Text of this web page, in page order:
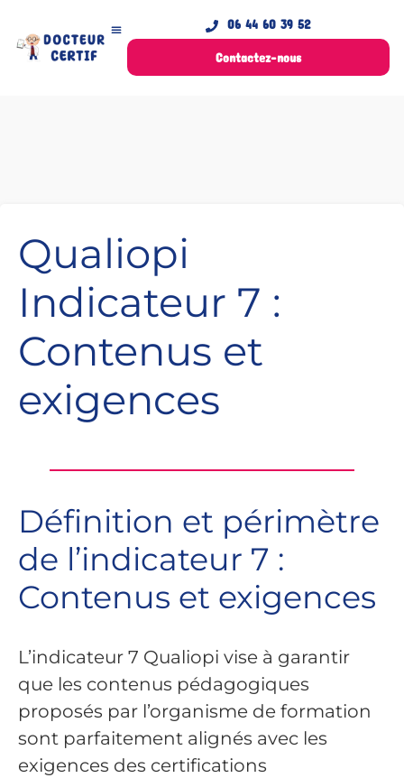
06 44 60 39 52
Contactez-nous
Qualiopi
Indicateur 7 :
Contenus et
exigences
Définition et périmètre
de l’indicateur 7 :
Contenus et exigences
L’indicateur 7 Qualiopi vise à garantir
que les contenus pédagogiques
proposés par l’organisme de formation
sont parfaitement alignés avec les
exigences des certifications